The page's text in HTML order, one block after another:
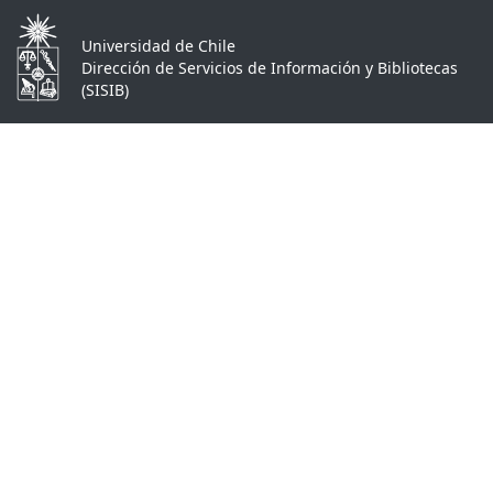
Universidad de Chile
Dirección de Servicios de Información y Bibliotecas
(SISIB)